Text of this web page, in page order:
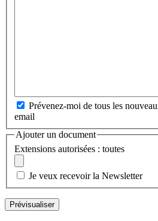
Prévenez-moi de tous les
email
Ajouter un document
Extensions autorisées : toutes
Je veux recevoir la Newsletter